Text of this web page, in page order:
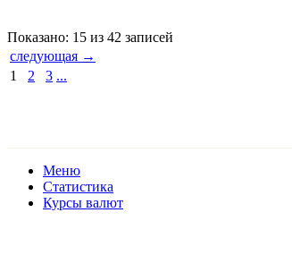
Показано: 15 из 42 записей
следующая →
1
2 3 ...
Меню
Статистика
Курсы валют